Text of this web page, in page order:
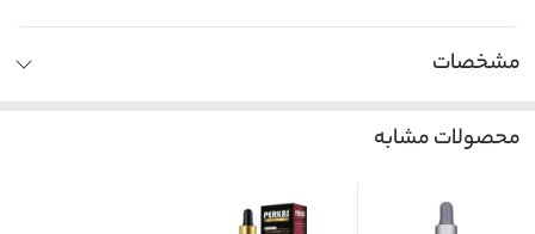
مشخصات
محصولات مشابه